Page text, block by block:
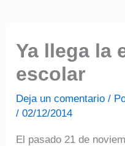
Ya llega la
escolar
Deja un comentario /
/02/12/2014
El pasado 21 de